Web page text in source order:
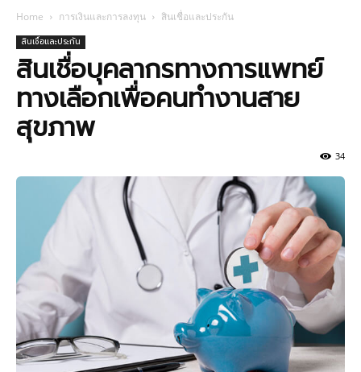
Home การเงินและการลงทุน สินเชื่อและประกัน
สินเชื่อและประกัน
สินเชื่อบุคลากรทางการแพทย์
ทางเลือกเพื่อคนทำงานสาย
สุขภาพ
34